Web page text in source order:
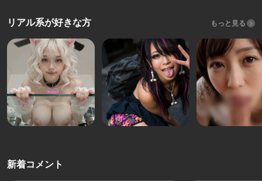
リアル系が好きな方 もっと見る
新着コメント